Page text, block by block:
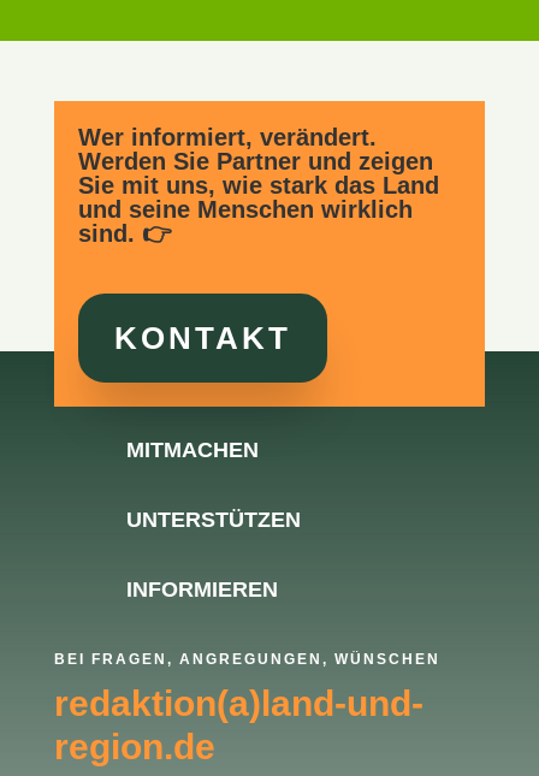
Wer informiert, verändert.
Werden Sie Partner und zeigen
Sie mit uns, wie stark das Land
und seine Menschen wirklich
sind. 👉
KONTAKT
MITMACHEN
UNTERSTÜTZEN
INFORMIEREN
BEI FRAGEN, ANGREGUNGEN, WÜNSCHEN
redaktion(a)land-und-
region.de